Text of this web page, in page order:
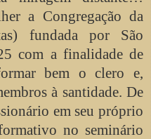
a Congregação da
fundada por São
com a finalidade de
bem o clero e,
à santidade. De
em seu próprio
no seminário